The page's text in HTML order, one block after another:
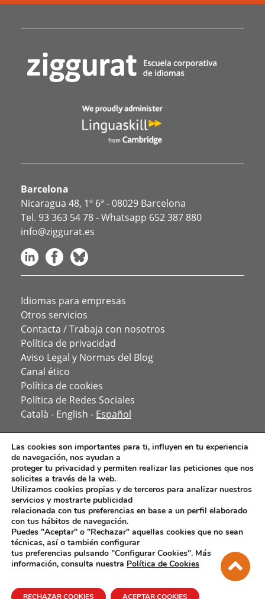
Barcelona
Nicaragua 48, 1º 6ª - 08029 Barcelona
Tel. 93 363 54 78- Whatsapp 652 387 880
info@ziggurat.es
Idiomas para empresas
Otros servicios
Contacta / Trabaja con nosotros
Política de privacidad
Aviso Legal y Normas del Blog
Canal ético
Política de cookies
Política de Redes Sociales
Català - English - Español
Las cookies son importantes para ti, influyen en tu experiencia
de navegación, nos ayudan a
proteger tu privacidad y permiten realizar las peticiones que nos
solicites a través de la web.
Utilizamos cookies propias y de terceros para analizar nuestros
servicios y mostrarte publicidad
relacionada con tus preferencias en base a un perfil elaborado
con tus hábitos de navegación.
Puedes "Aceptar" o "Rechazar" aquellas cookies que no sean
técnicas, así o también configurar
tus preferencias pulsando "Configurar Cookies". Más
información, consulta nuestra Política de Cookies
ACEPTAR COOKIES
RECHAZAR COOKIES